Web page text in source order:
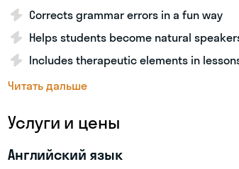
Corrects grammar errors in a fun way
Helps students become natural
Includes therapeutic elements in
Читать дальше
Услуги и цены
Английский язык